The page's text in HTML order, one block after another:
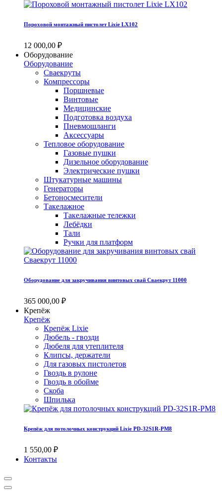
Пороховой монтажный пистолет Lixie LX102
12 000,00 ₽
Оборудование
Оборудование
Сваекруты
Компрессоры
Поршневые
Винтовые
Медицинские
Подготовка воздуха
Пневмошланги
Аксессуары
Тепловое оборудование
Газовые пушки
Дизельное оборудование
Электрические пушки
Штукатурные машины
Генераторы
Бетоносмесители
Такелажное
Такелажные тележки
Лебёдки
Тали
Ручки для платформ
Оборудование для закручивания винтовых свай Сваекрут 11000
365 000,00 ₽
Крепёж
Крепёж
Крепёж Lixie
Дюбель - гвозди
Дюбеля для утеплителя
Клипсы, держатели
Для газовых пистолетов
Гвоздь в рулоне
Гвоздь в обойме
Скоба
Шпилька
Крепёж для потолочных конструкций Lixie PD-32S1R-PM8
1 550,00 ₽
Контакты